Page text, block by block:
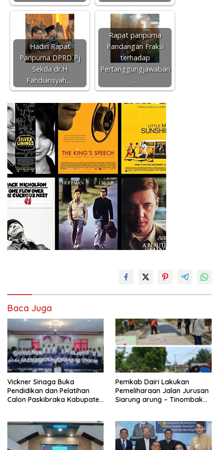
Hadiri Rapat
Paripurna DPRD Pj
Sekda dr.H
Fahdiansyah,…
Rapat paripurna
Pandangan Fraksi
terhadap
Pertanggungjawaban
…
Baca Juga
Vickner Sinaga Buka
Pendidikan dan Pelatihan
Calon Paskibraka Kabupaten
Pemkab Dairi Lakukan
Pemeliharaan Jalan Jurusan
Siarung arung – Tinombak